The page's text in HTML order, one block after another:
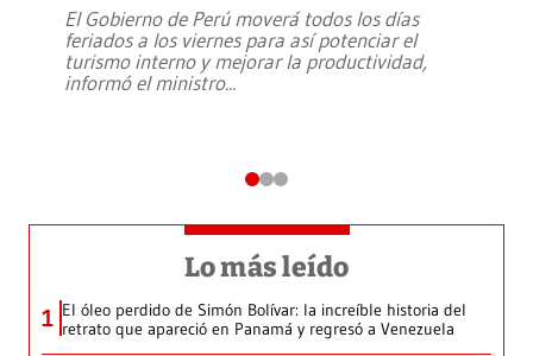
El Gobierno de Perú moverá todos los días
feriados a los viernes para así potenciar el
turismo interno y mejorar la productividad,
informó el ministro...
Lo más leído
1 El óleo perdido de Simón Bolívar: la increíble historia del
retrato que apareció en Panamá y regresó a Venezuela